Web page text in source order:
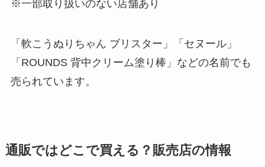
※一部取り扱いのない店舗あり
「軟こうぬりちゃん ブリスター」「セヌール」
「ROUNDS 背中クリーム塗り棒」などの名前でも
売られています。
通販ではどこで買える？販売店の情報